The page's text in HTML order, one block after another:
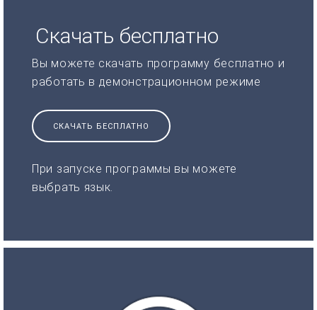
Скачать бесплатно
Вы можете скачать программу бесплатно и
работать в демонстрационном режиме
СКАЧАТЬ БЕСПЛАТНО
При запуске программы вы можете
выбрать язык.